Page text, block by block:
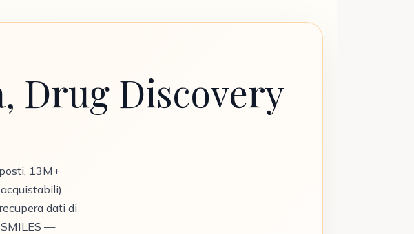
Drug Discovery
13M+
dati di
—